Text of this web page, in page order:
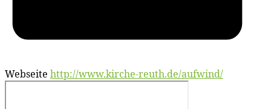
Webseite http://www.kirche-reuth.de/aufwind/